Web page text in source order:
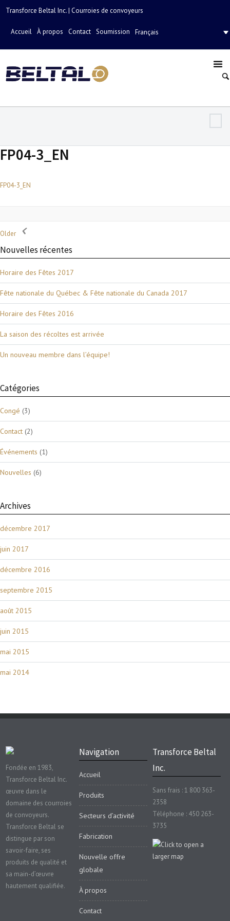
Transforce Beltal Inc. | Courroies de convoyeurs
Accueil À propos Contact Soumission Français
FP04-3_EN
FP04-3_EN
Older
Nouvelles récentes
Horaire des Fêtes 2017
Fête nationale du Québec & Fête nationale du Canada 2017
Horaire des Fêtes 2016
La saison des récoltes est arrivée
Un nouveau membre dans l’équipe!
Catégories
Congé (3)
Contact (2)
Événements (1)
Nouvelles (6)
Archives
décembre 2017
juin 2017
décembre 2016
septembre 2015
août 2015
juin 2015
mai 2015
mai 2014
Fondée en 1983,
Transforce Beltal Inc.
œuvre dans le
domaine des courroies
de convoyeurs.
Transforce Beltal se
distingue par son
savoir-faire, ses
produits de qualité et
sa main-d’œuvre
hautement qualifiée.
Navigation
Accueil
Produits
Secteurs d’activité
Fabrication
Nouvelle offre
globale
À propos
Contact
Transforce Beltal
Inc.
Sans frais : 1 800 363-
2358
Téléphone : 450 263-
3735